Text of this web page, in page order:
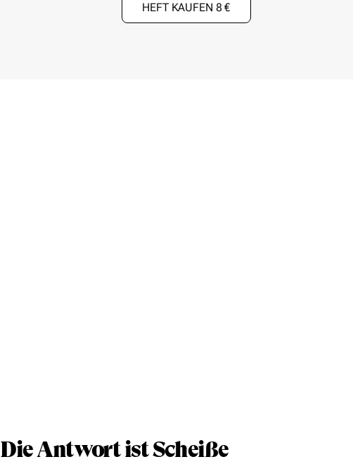
HEFT KAUFEN 8 €
Die Antwort ist Scheiße